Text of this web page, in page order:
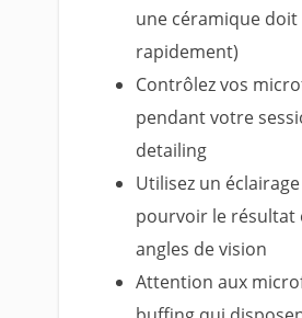
une céramique
rapidement)
Contrôlez vos
pendant votre
detailing
Utilisez un
pourvoir le résultat
angles de vision
Attention aux